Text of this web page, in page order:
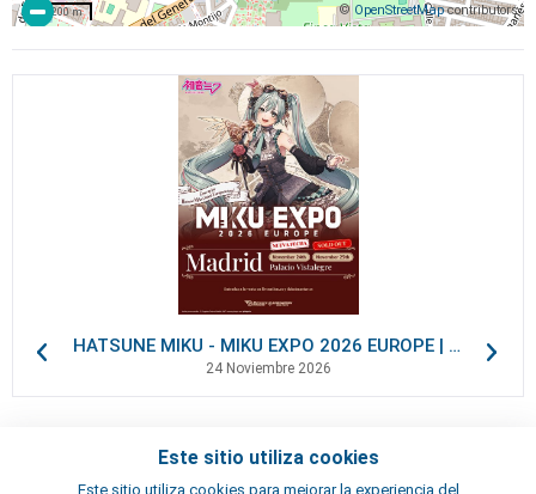
© OpenStreetMapcontributors
200 m
HATSUNE MIKU - MIKU EXPO 2026 EUROPE | VIP Packages
24 Noviembre 2026
Este sitio utiliza cookies
Este sitio utiliza cookies para mejorar la experiencia del